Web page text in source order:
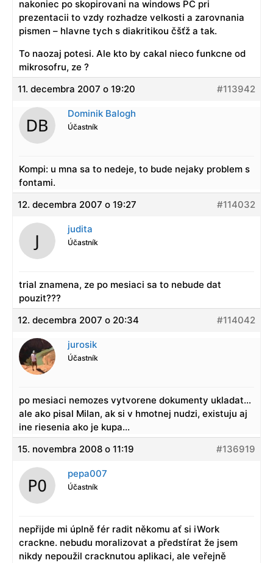
nakoniec po skopirovani na windows PC pri
prezentacii to vzdy rozhadze velkosti a zarovnania
pismen – hlavne tych s diakritikou čšťž a tak.
To naozaj potesi. Ale kto by cakal nieco funkcne od
mikrosofru, ze ?
11. decembra 2007 o 19:20
#113942
Dominik Balogh
Účastník
Kompi: u mna sa to nedeje, to bude nejaky problem s
fontami.
12. decembra 2007 o 19:27
#114032
judita
Účastník
trial znamena, ze po mesiaci sa to nebude dat
pouzit???
12. decembra 2007 o 20:34
#114042
jurosik
Účastník
po mesiaci nemozes vytvorene dokumenty ukladat…
ale ako pisal Milan, ak si v hmotnej nudzi, existuju aj
ine riesenia ako je kupa…
15. novembra 2008 o 11:19
#136919
pepa007
Účastník
nepřijde mi úplně fér radit někomu ať si iWork
crackne. nebudu moralizovat a předstírat že jsem
nikdy nepoužil cracknutou aplikaci, ale veřejně